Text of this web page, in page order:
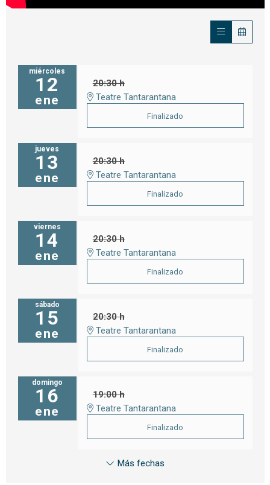
miércoles
12
ene
20:30 h
Teatre Tantarantana
Finalizado
jueves
13
ene
20:30 h
Teatre Tantarantana
Finalizado
viernes
14
ene
20:30 h
Teatre Tantarantana
Finalizado
sábado
15
ene
20:30 h
Teatre Tantarantana
Finalizado
domingo
16
ene
19:00 h
Teatre Tantarantana
Finalizado
Más fechas